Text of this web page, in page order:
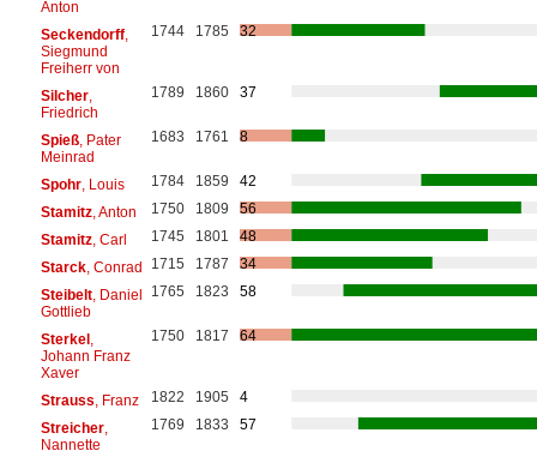
Anton
Seckendorff,
Siegmund
Freiherr von
1744 1785 32
Silcher,
Friedrich
1789 1860 37
Spieß, Pater
Meinrad
1683 1761 8
Spohr, Louis 1784 1859
42
Stamitz, Anton 1750 1809
56
Stamitz, Carl 1745 1801
48
Starck, Conrad 1715 1787
34
Steibelt, Daniel
Gottlieb
1765 1823 58
Sterkel,
Johann Franz
Xaver
1750 1817 64
Strauss , Franz 1822 1905
4
Streicher,
Nannette
1769 1833 57